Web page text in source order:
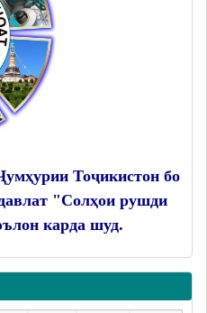
Тоҷикистон бо
"Солҳои рушди
карда шуд.